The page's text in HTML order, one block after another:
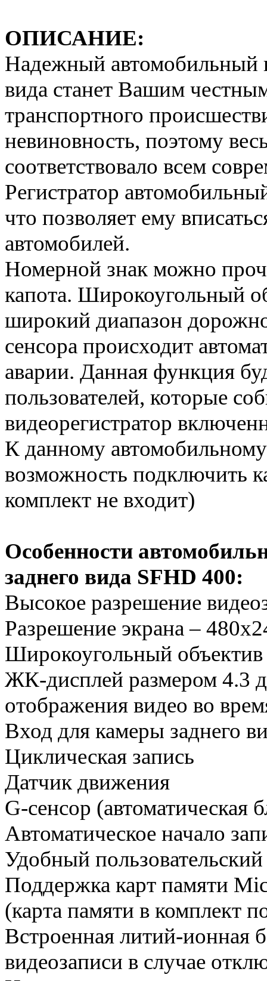
ОПИСАНИЕ:
Надежный автомобильный
вида станет Вашим
транспортного
невиновность, поэтому
соответствовало всем
Регистратор
что позволяет ему
автомобилей.
Номерной знак можно
капота. Широкоугольный
широкий диапазон
сенсора происходит
аварии. Данная функция
пользователей, которые
видеорегистратор
К данному автомобильному
возможность подключить
комплект не входит)
Особенности
заднего вида SFHD 400:
Высокое разрешение
Разрешение экрана –
Широкоугольный объектив
ЖК-дисплей размером 4.3
отображения видео во
Вход для камеры заднего
Циклическая запись
Датчик движения
G-сенсор (автоматическая
Автоматическое начало
Удобный
Поддержка карт памяти
(карта памяти в комплект
Встроенная литий-ионная
видеозаписи в случае